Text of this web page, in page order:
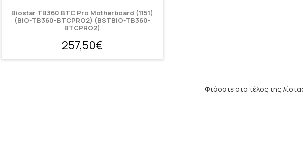
Biostar TB360 BTC Pro Motherboard (1151)
(BIO-TB360-BTCPRO2) (BSTBIO-TB360-
BTCPRO2)
257,50€
Φτάσατε στο τέλος της